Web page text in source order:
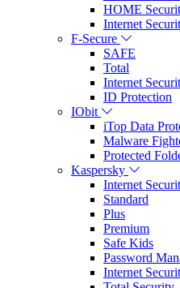
HOME
Internet
F-Secure
SAFE
Total
Internet
ID Protection
IObit
iTop Data
Malware
Protected
Kaspersky
Internet
Standard
Plus
Premium
Safe Kids
Password
Internet